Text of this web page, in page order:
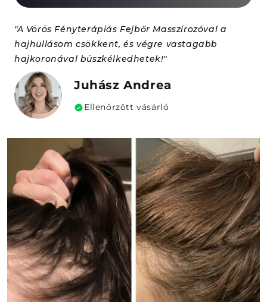
"A Vörös Fényterápiás Fejbőr Masszírozóval a
hajhullásom csökkent, és végre vastagabb
hajkoronával büszkélkedhetek!"
Juhász Andrea
Ellenőrzött vásárló